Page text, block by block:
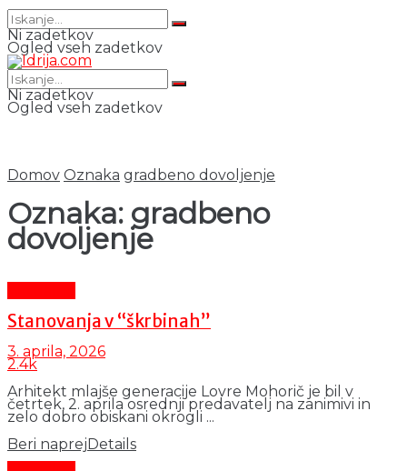
Ni zadetkov
Ogled vseh zadetkov
Ni zadetkov
Ogled vseh zadetkov
Domov Oznaka gradbeno dovoljenje
Oznaka: gradbeno
dovoljenje
Stanovanja v “škrbinah”
3. aprila, 2026
2.4k
Arhitekt mlajše generacije Lovre Mohorič je bil v
četrtek, 2. aprila osrednji predavatelj na zanimivi in
zelo dobro obiskani okrogli ...
Beri naprej Details